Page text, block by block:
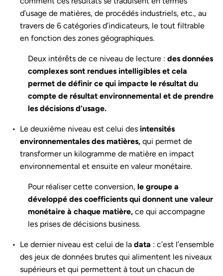
d’usage de matières, de procédés industriels, etc., au
travers de 6 catégories d’indicateurs, le tout filtrable
en fonction des zones géographiques.
Deux intérêts de ce niveau de lecture : des données
complexes sont rendues intelligibles et cela
permet de définir ce qui impacte le résultat du
compte de résultat environnemental et de prendre
les décisions d’usage.
Le deuxième niveau est celui des intensités
environnementales des matières, qui permet de
transformer un kilogramme de matière en impact
environnemental et ensuite en valeur monétaire.
Pour réaliser cette conversion, le groupe a
développé des coefficients qui donnent une valeur
monétaire à chaque matière, ce qui accompagne
les prises de décisions business.
Le dernier niveau est celui de la data : c’est l’ensemble
des jeux de données brutes qui alimentent les niveaux
supérieurs et qui permettent à tout un chacun de